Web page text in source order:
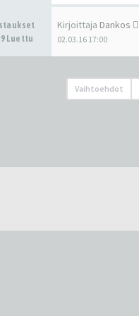
Luettu
Kirjoittaja Dankos
02.03.16 17:00
Vaihtoehdot